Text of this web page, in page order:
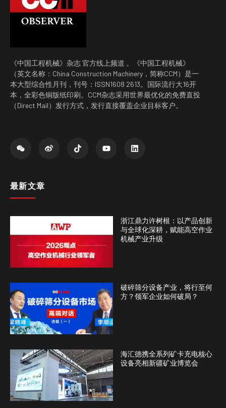
《中国工程机械》杂志 官方线上频道 。《中国工程机械》
（英文名称：China Construction Machinery，简称CCM）是一
本大型综合性月刊，刊号：ISSN1608 2613。国际流行大16开
本，全彩色铜版纸印刷。CCM杂志采用世界最优化的免费直投
（Direct Mail）发行方式，发行直接覆盖企业目标客户。
最新文章
浙江鼎力许树根：以产品创新
与全球化深耕，赋能高空作业
机械产业升级
破碎筛分设备产业，将行至何
方？领军企业如何破局？
海汇德携全系列矿卡充电核心
设备亮相新疆矿业博览会